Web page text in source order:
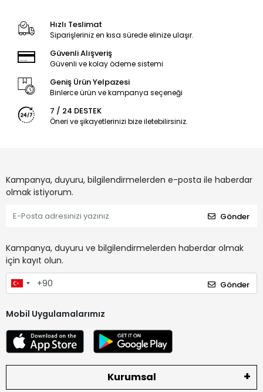
Hızlı Teslimat
Siparişleriniz en kısa sürede elinize ulaşır.
Güvenli Alışveriş
Güvenli ve kolay ödeme sistemi
Geniş Ürün Yelpazesi
Binlerce ürün ve kampanya seçeneği
7 / 24 DESTEK
Öneri ve şikayetlerinizi bize iletebilirsiniz.
Kampanya, duyuru, bilgilendirmelerden e-posta ile haberdar
olmak istiyorum.
Gönder
Kampanya, duyuru ve bilgilendirmelerden haberdar olmak
için kayıt olun.
Gönder
Mobil Uygulamalarımız
Kurumsal